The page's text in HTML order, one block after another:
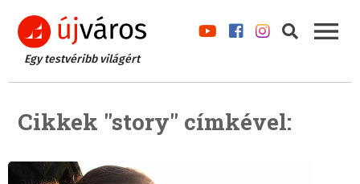
Egy testvéribb világért
Cikkek "story" címkével: